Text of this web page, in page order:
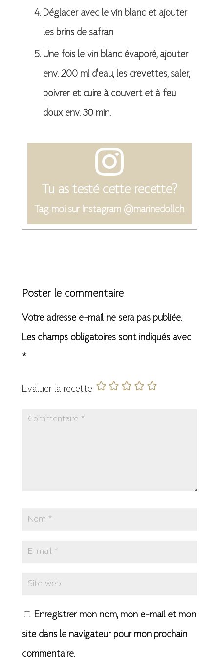
Déglacer avec le vin blanc et ajouter
les brins de safran
Une fois le vin blanc évaporé, ajouter
env. 200 ml d'eau, les crevettes, saler,
poivrer et cuire à couvert et à feu
doux env. 30 min.
Tu as testé cette recette?
Tag moi sur Instagram @marinedoll.ch
Poster le commentaire
Votre adresse e-mail ne sera pas publiée.
Les champs obligatoires sont indiqués avec
*
Evaluer la recette
Enregistrer mon nom, mon e-mail et mon
site dans le navigateur pour mon prochain
commentaire.